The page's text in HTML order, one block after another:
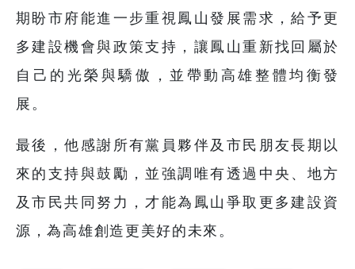
期盼市府能進一步重視鳳山發展需求，給予更
多建設機會與政策支持，讓鳳山重新找回屬於
自己的光榮與驕傲，並帶動高雄整體均衡發
展。
最後，他感謝所有黨員夥伴及市民朋友長期以
來的支持與鼓勵，並強調唯有透過中央、地方
及市民共同努力，才能為鳳山爭取更多建設資
源，為高雄創造更美好的未來。